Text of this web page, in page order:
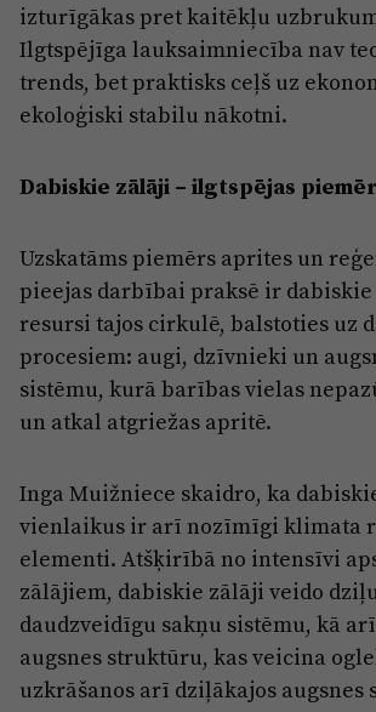
izturīgākas pret kaitēkļu
Ilgtspējīga lauksaimniecība nav
trends, bet praktisks ceļš uz
ekoloģiski stabilu nākotni.
Dabiskie zālāji – ilgtspējas
Uzskatāms piemērs aprites un
pieejas darbībai praksē ir dabiskie
resursi tajos cirkulē, balstoties uz
procesiem: augi, dzīvnieki un
sistēmu, kurā barības vielas
un atkal atgriežas apritē.
Inga Muižniece skaidro, ka
vienlaikus ir arī nozīmīgi klimata
elementi. Atšķirībā no intensīvi
zālājiem, dabiskie zālāji veido
daudzveidīgu sakņu sistēmu, kā
augsnes struktūru, kas veicina
uzkrāšanos arī dziļākajos augsnes